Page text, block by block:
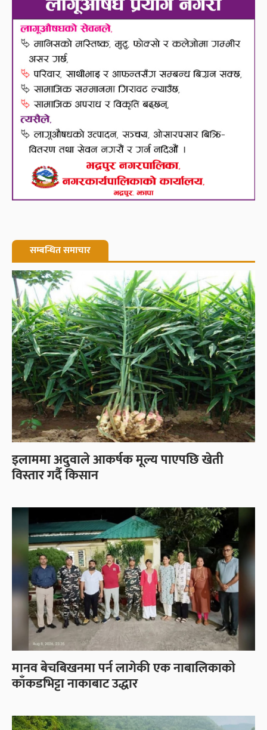
सम्बन्धित समाचार
इलाममा अदुवाले आकर्षक मूल्य पाएपछि खेती
विस्तार गर्दै किसान
मानव बेचबिखनमा पर्न लागेकी एक नाबालिकाको
काँकडभिट्टा नाकाबाट उद्धार